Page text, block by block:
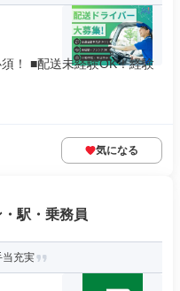
！ ■配送未経験OK！経験
気になる
駅・乗務員
当充実